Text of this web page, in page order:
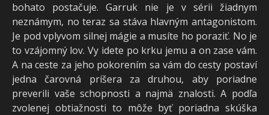
bohato postačuje. Garruk nie je v sérii žiadnym
neznámym, no teraz sa stáva hlavným antagonistom.
Je pod vplyvom silnej mágie a musíte ho poraziť. No je
to vzájomný lov. Vy idete po krku jemu a on zase vám.
A na ceste za jeho pokorením sa vám do cesty postaví
jedna čarovná príšera za druhou, aby poriadne
preverili vaše schopnosti a najmä znalosti. A podľa
zvolenej obtiažnosti to môže byť poriadna skúška